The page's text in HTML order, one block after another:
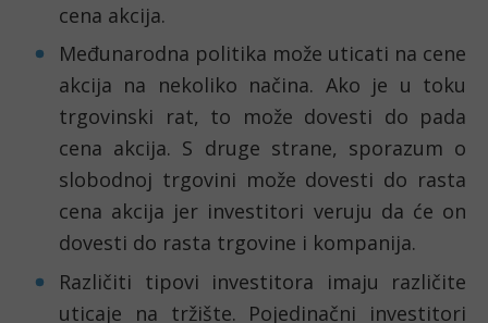
cena akcija.
Međunarodna politika može uticati na cene
akcija na nekoliko načina. Ako je u toku
trgovinski rat, to može dovesti do pada
cena akcija. S druge strane, sporazum o
slobodnoj trgovini može dovesti do rasta
cena akcija jer investitori veruju da će on
dovesti do rasta trgovine i kompanija.
Različiti tipovi investitora imaju različite
uticaje na tržište. Pojedinačni investitori